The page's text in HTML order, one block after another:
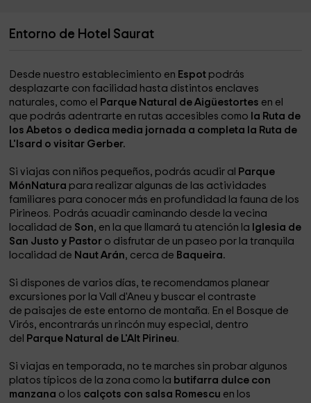
Entorno de Hotel Saurat
Desde nuestro establecimiento en Espot podrás
desplazarte con facilidad hasta distintos enclaves
naturales, como el
Parque Natural de Aigüestortes en el
que podrás adentrarte en rutas accesibles como la Ruta de
los Abetos o dedica media jornada a completa la Ruta de
L'Isard o visitar Gerber.
Si viajas con niños pequeños, podrás acudir al
Parque
MónNatura para realizar algunas de las actividades
familiares para conocer más en profundidad la fauna de los
Pirineos. Podrás acuadir caminando desde la vecina
localidad de Son, en la que llamará tu atención la Iglesia de
San Justo y Pastor o disfrutar de un paseo por la tranquila
localidad de Naut Arán, cerca de Baqueira.
Si dispones de varios días, te recomendamos planear
excursiones por la Vall d'Aneu y buscar el contraste
de paisajes de este entorno de montaña. En el Bosque de
Virós, encontrarás un rincón muy especial, dentro
del
Parque Natural de L'Alt Pirineu.
Si viajas en temporada, no te marches sin probar algunos
platos típicos de la zona como la butifarra dulce con
manzana o los calçots con salsa Romescu en los